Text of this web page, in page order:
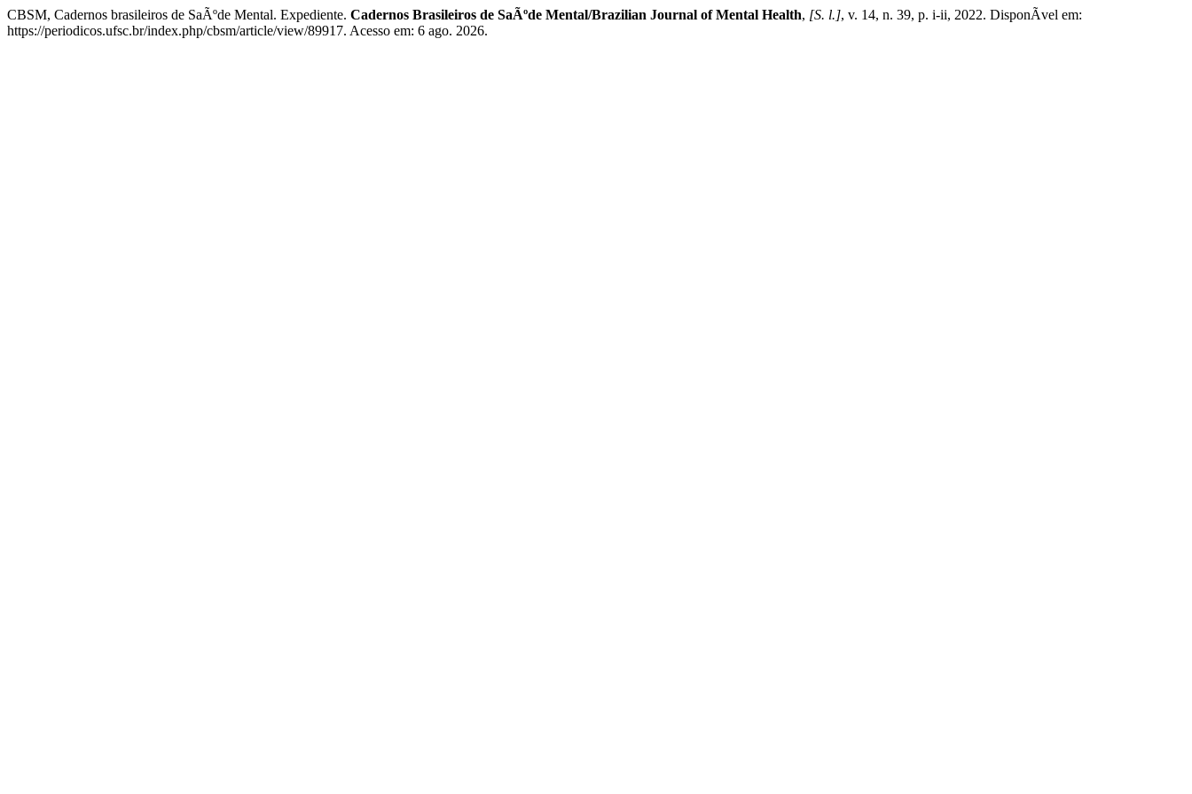
CBSM, Cadernos brasileiros de SaÃºde Mental. Expediente. Cadernos Brasileiros de SaÃºde Mental/Brazilian Journal of Mental Health, [S. l.], v. 14, n. 39, p. i-ii, 2022. DisponÃ­vel em:
https://periodicos.ufsc.br/index.php/cbsm/article/view/89917. Acesso em: 6 ago. 2026.